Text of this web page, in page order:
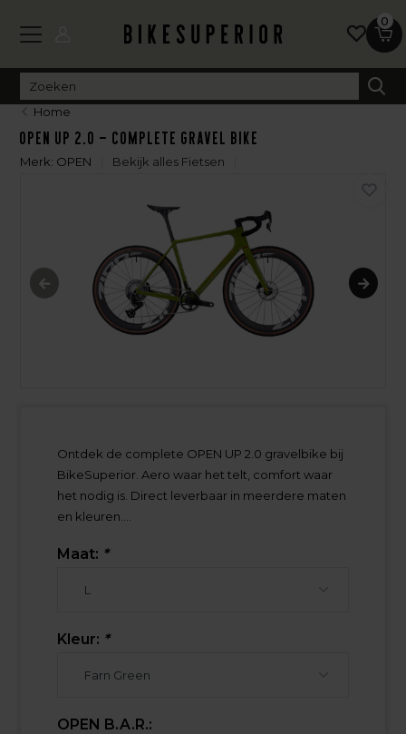
0
Home
OPEN UP 2.0 – Complete Gravel Bike
Merk: OPEN Bekijk alles Fietsen
Ontdek de complete OPEN UP 2.0 gravelbike bij
BikeSuperior. Aero waar het telt, comfort waar
het nodig is. Direct leverbaar in meerdere maten
en kleuren....
Maat: *
Kleur: *
OPEN B.A.R.: